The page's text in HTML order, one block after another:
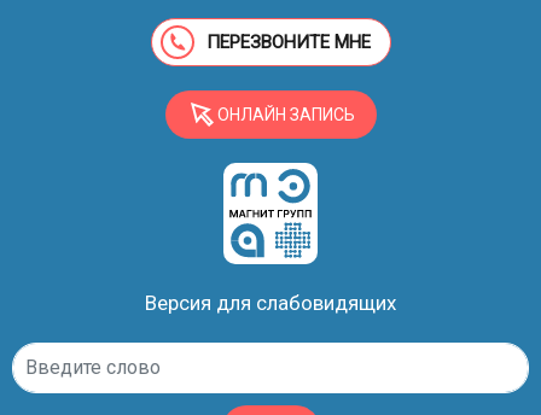
ПЕРЕЗВОНИТЕ МНЕ
ОНЛАЙН ЗАПИСЬ
Версия для слабовидящих